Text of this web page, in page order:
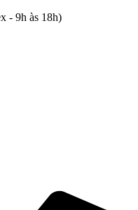
- 9h às 18h)